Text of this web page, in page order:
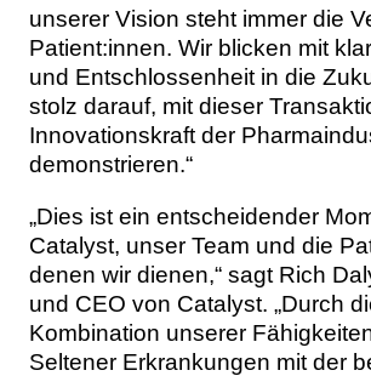
unserer Vision steht immer die
Patient:innen. Wir blicken mit
und Entschlossenheit in die
stolz darauf, mit dieser
Innovationskraft der
demonstrieren.“
„Dies ist ein entscheidender
Catalyst, unser Team und die
denen wir dienen,“ sagt Rich
und CEO von Catalyst. „Durch
Kombination unserer
Seltener Erkrankungen mit der